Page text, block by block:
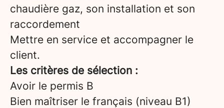
chaudière gaz, son installation et son
raccordement
Mettre en service et accompagner le
client.
Les critères de sélection :
Avoir le permis B
Bien maîtriser le français (niveau B1)